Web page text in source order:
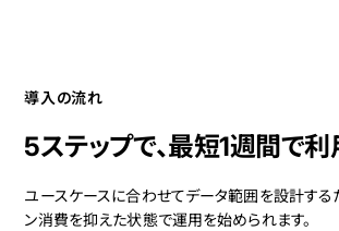
導入の流れ
5ステップで、最短1週間で利
ユースケースに合わせてデータ範囲を設計する
ン消費を抑えた状態で運用を始められます。